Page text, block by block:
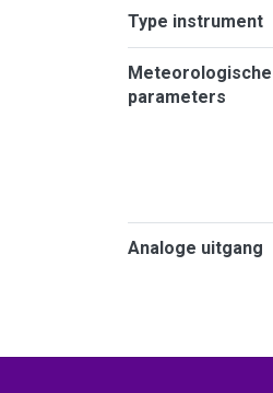
Type instrument
Meteorologische
parameters
Analoge uitgang